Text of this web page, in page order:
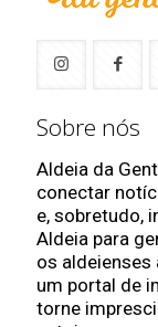
Sobre nós
Aldeia da
conectar
e, sobretudo,
Aldeia para
os
um portal de
torne